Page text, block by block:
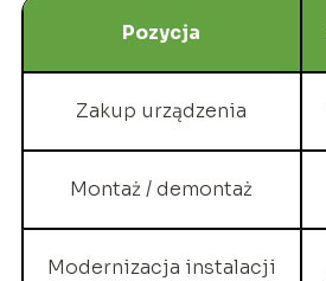
Pozycja
Zakup urządzenia
Montaż / demontaż
Modernizacja instalacji